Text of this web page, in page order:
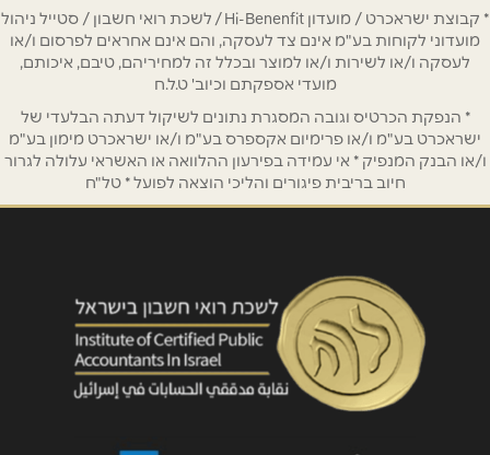
אימייל*
נושא*
אנא חזרו אלי בקשר ל...
הודעה*
שליחה
* קבוצת ישראכרט / מועדון Hi-Benenfit / לשכת רואי חשבון / סטייל ניהול
מועדוני לקוחות בע"מ אינם צד לעסקה, והם אינם אחראים לפרסום ו/או
לעסקה ו/או לשירות ו/או למוצר ובכלל זה למחיריהם, טיבם, איכותם,
מועדי אספקתם וכיוב' ט.ל.ח
* הנפקת הכרטיס וגובה המסגרת נתונים לשיקול דעתה הבלעדי של
ישראכרט בע"מ ו/או פרימיום אקספרס בע"מ ו/או ישראכרט מימון בע"מ
ו/או הבנק המנפיק * אי עמידה בפירעון ההלוואה או האשראי עלולה לגרור
חיוב בריבית פיגורים והליכי הוצאה לפועל * טל"ח